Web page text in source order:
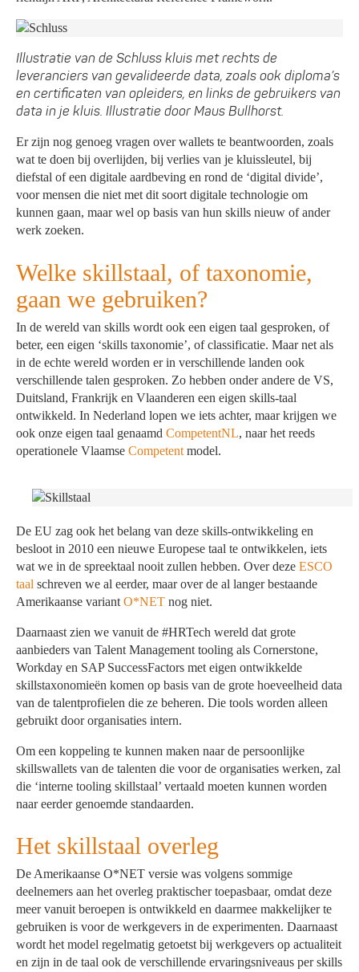
Illustratie van de Schluss kluis met rechts de
leveranciers van gevalideerde data, zoals ook diploma’s
en certificaten van opleiders, en links de gebruikers van
data in je kluis. Illustratie door Maus Bullhorst.
Er zijn nog genoeg vragen over wallets te beantwoorden, zoals
wat te doen bij overlijden, bij verlies van je kluissleutel, bij
diefstal of een digitale aardbeving en rond de ‘digital divide’,
voor mensen die niet met dit soort digitale technologie om
kunnen gaan, maar wel op basis van hun skills nieuw of ander
werk zoeken.
Welke skillstaal, of taxonomie,
gaan we gebruiken?
In de wereld van skills wordt ook een eigen taal gesproken, of
beter, een eigen ‘skills taxonomie’, of classificatie. Maar net als
in de echte wereld worden er in verschillende landen ook
verschillende talen gesproken. Zo hebben onder andere de VS,
Duitsland, Frankrijk en Vlaanderen een eigen skills-taal
ontwikkeld. In Nederland lopen we iets achter, maar krijgen we
ook onze eigen taal genaamdCompetentNL, naar het reeds
operationele VlaamseCompetent model.
De EU zag ook het belang van deze skills-ontwikkeling en
besloot in 2010 een nieuwe Europese taal te ontwikkelen, iets
wat we in de spreektaal nooit zullen hebben. Over dezeESCO
taal schreven we al eerder, maar over de al langer bestaande
Amerikaanse variantO*NET nog niet.
Daarnaast zien we vanuit de #HRTech wereld dat grote
aanbieders van Talent Management tooling als Cornerstone,
Workday en SAP SuccessFactors met eigen ontwikkelde
skillstaxonomieën komen op basis van de grote hoeveelheid data
van de talentprofielen die ze beheren. Die tools worden alleen
gebruikt door organisaties intern.
Om een koppeling te kunnen maken naar de persoonlijke
skillswallets van de talenten die voor de organisaties werken, zal
die ‘interne tooling skillstaal’ vertaald moeten kunnen worden
naar eerder genoemde standaarden.
Het skillstaal overleg
De Amerikaanse O*NET versie was volgens sommige
deelnemers aan het overleg praktischer toepasbaar, omdat deze
meer vanuit beroepen is ontwikkeld en daarmee makkelijker te
gebruiken is voor de werkgevers in de experimenten. Daarnaast
wordt het model regelmatig getoetst bij werkgevers op actualiteit
en zijn in de taal ook de verschillende ervaringsniveaus per skills